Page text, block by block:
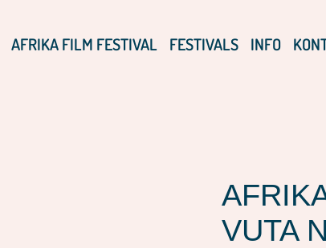
AFRIKA FILM FESTIVAL FESTIVALS INFO
VUTA